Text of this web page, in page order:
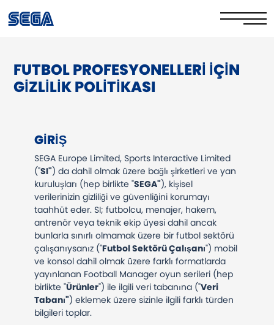
Privacy Policy/EULA
Your Rights​
Corporate Governance
FAQs & Contact Us
FUTBOL PROFESYONELLERI IÇIN
GIZLILIK POLITIKASI
GIRIŞ
SEGA Europe Limited, Sports Interactive Limited
("SI") da dahil olmak üzere bağlı şirketleri ve yan
kuruluşları (hep birlikte "SEGA"), kişisel
verilerinizin gizliliği ve güvenliğini korumayı
taahhüt eder. SI; futbolcu, menajer, hakem,
antrenör veya teknik ekip üyesi dahil ancak
bunlarla sınırlı olmamak üzere bir futbol sektörü
çalışanıysanız ("Futbol Sektörü Çalışanı") mobil
ve konsol dahil olmak üzere farklı formatlarda
yayınlanan Football Manager oyun serileri (hep
birlikte "Ürünler") ile ilgili veri tabanına ("Veri
Tabanı") eklemek üzere sizinle ilgili farklı türden
bilgileri toplar.